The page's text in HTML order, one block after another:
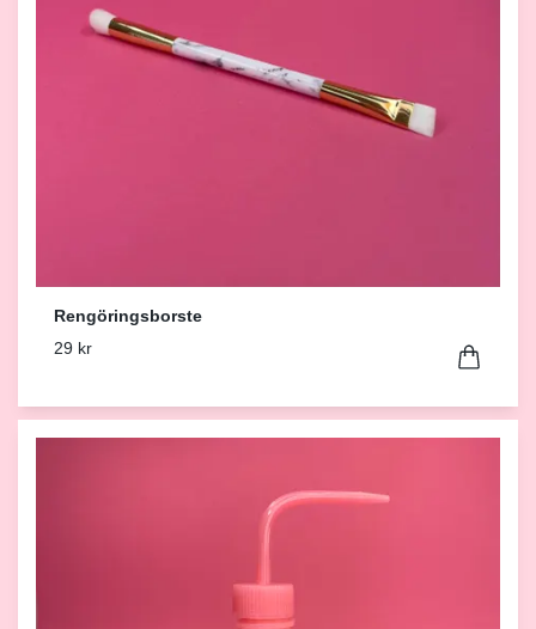
Rengöringsborste
29 kr